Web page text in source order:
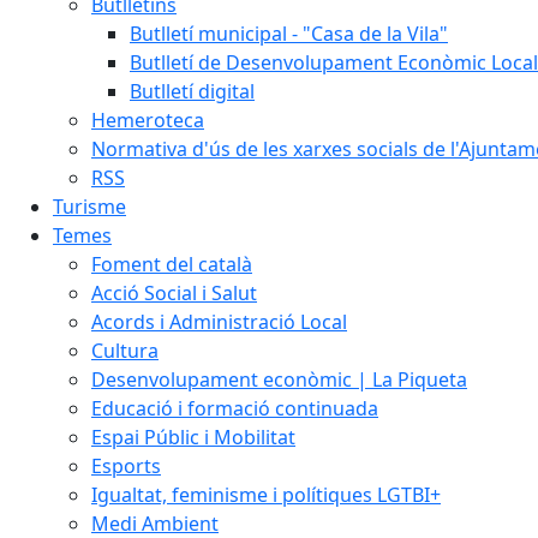
Butlletí municipal - "Casa de la Vila"
Butlletí de Desenvolupament Econòmic Local
Butlletí digital
Hemeroteca
Normativa d'ús de les xarxes socials de
RSS
Turisme
Temes
Foment del català
Acció Social i Salut
Acords i Administració Local
Cultura
Desenvolupament econòmic | La Piqueta
Educació i formació continuada
Espai Públic i Mobilitat
Esports
Igualtat, feminisme i polítiques LGTBI+
Medi Ambient